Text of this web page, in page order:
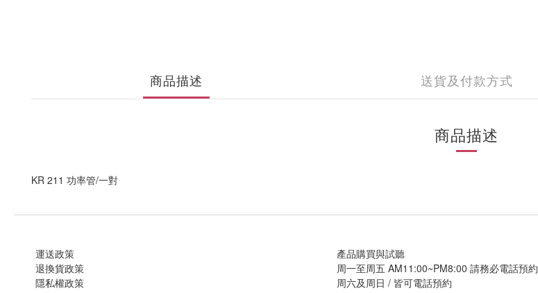
商品描述 送貨及付款方式
商品描述
KR 211 功率管/一對
運送政策
退換貨政策
隱私權政策
產品購買與試聽
周一至周五 AM11:00~PM8:00 請務必電話預約
周六及周日 / 皆可電話預約